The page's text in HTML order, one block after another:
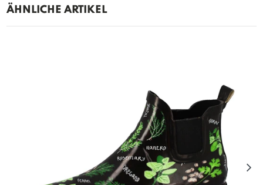
ÄHNLICHE ARTIKEL